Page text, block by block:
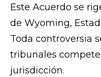
Este Acuerdo se
de Wyoming,
Toda controversia
tribunales
jurisdicción.